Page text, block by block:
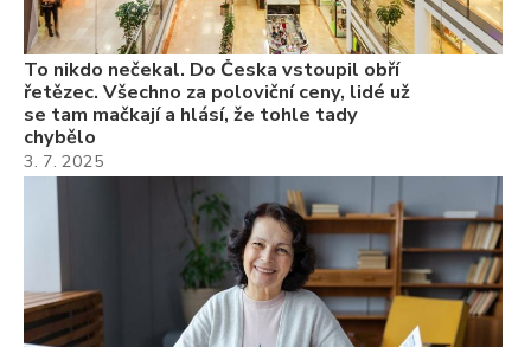
To nikdo nečekal. Do Česka vstoupil obří
řetězec. Všechno za poloviční ceny, lidé už
se tam mačkají a hlásí, že tohle tady
chybělo
3. 7. 2025